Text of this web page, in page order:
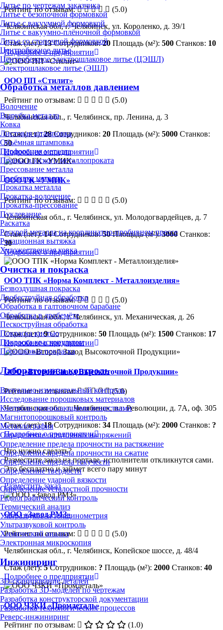
Литье по чертежам заказчика
Литье с безопочной формовкой
Литье с вакуумной формовкой
Литье с вакуумно-плёночной формовкой
Литье со стопочной формовкой
Центробежное литье
Центробежное электрошлаковое литье (ЦЭШЛ)
Электрошлаковое литье (ЭШЛ)
Обработка металлов давлением
Волочение
Вырубка металла
Ковка
Листовая штамповка
Объёмная штамповка
Перфорация металла
Правка плоского металлопроката
Прессование металла
Пробивка металла
Прокатка металла
Прокатка-волочение
Прокатка-прессование
Пуклевание
Раскатка
Раскрой металла на координатно-пробивном прессе
Ротационная вытяжка
Художественная ковка
Очистка и покраска
Безвоздушная покраска
Дробеструйная обработка
Обработка в галтовочном барабане
Обработка в дробемёте
Пескоструйная обработка
Покраска кистью
Покраска краскопультом
Порошковая покраска
Лаборатория и контроль
Визуально-измерительный контроль
Исследование порошковых материалов
Контроль проникающими веществами
Магнитопорошковый контроль
Металлография
Определение остаточных напряжений
Определение предела прочности на растяжение
Определение предела прочности на сжатие
Определение предела текучести
Определение твердости
Определение ударной вязкости
Определение усталостной прочности
Радиографический контроль
Термический анализ
Ультразвуковая толщинометрия
Ультразвуковой контроль
Химический анализ
Электронная микроскопия
Инжиниринг
3D-сканирование деталей
Разработка 3D-моделей по чертежам
Разработка конструкторской документации
Разработка технологических процессов
Реверс-инжиниринг
Рейтинг по отзывам:
(5.0)
Челябинская обл, г. Челябинск, ул. Короленко, д. 39/1
Стаж (лет):13 Сотрудников:20 Площадь (м²): 500 Станков: 10
Подробнее о предприятии
ООО ПП «Стилит»
Рейтинг по отзывам:
(5.0)
Челябинская обл., г. Челябинск, пр. Ленина, д. 3
Стаж (лет):28 Сотрудников: 20 Площадь (м²): 5000 Станков:
50
Подробнее о предприятии
ООО ГК «УМИК»
Рейтинг по отзывам:
(5.0)
Челябинская обл., г. Челябинск, ул. Молодогвардейцев, д. 7
Стаж (лет):14 Сотрудников:50 Площадь (м²):3000 Станков:
30
Подробнее о предприятии
ООО ТПК «Норма Комплект - Металлоизделия»
Рейтинг по отзывам:
(5.0)
Челябинская обл., г. Челябинск, ул. Механическая, д. 26
Стаж (лет):9 Сотрудников: 50 Площадь (м²): 1500 Станков: 17
Подробнее о предприятии
ООО «Второй Завод Высокоточной Продукции»
Рейтинг по отзывам:
(5.0)
Челябинская обл., г. Челябинск, пл. Революции, д. 7А, оф. 305
Стаж (лет):18 Сотрудников: 34 Площадь (м²): 2000 Станков: ?
Подробнее о предприятии
Что нужно сделать?
Разместите заказ на портале, исполнители откликнутся сами.
Это бесплатно и займет всего пару минут
Разместить заказ
ООО «Завод РМЗ»
Рейтинг по отзывам:
(5.0)
Челябинская обл., г. Челябинск, Копейское шоссе, д. 48/4
Стаж (лет):5 Сотрудников: ? Площадь (м²): 2000 Станков: 40
Подробнее о предприятии
ООО ЧЗКИ «Промдеталь»
Рейтинг по отзывам:
(1.0)